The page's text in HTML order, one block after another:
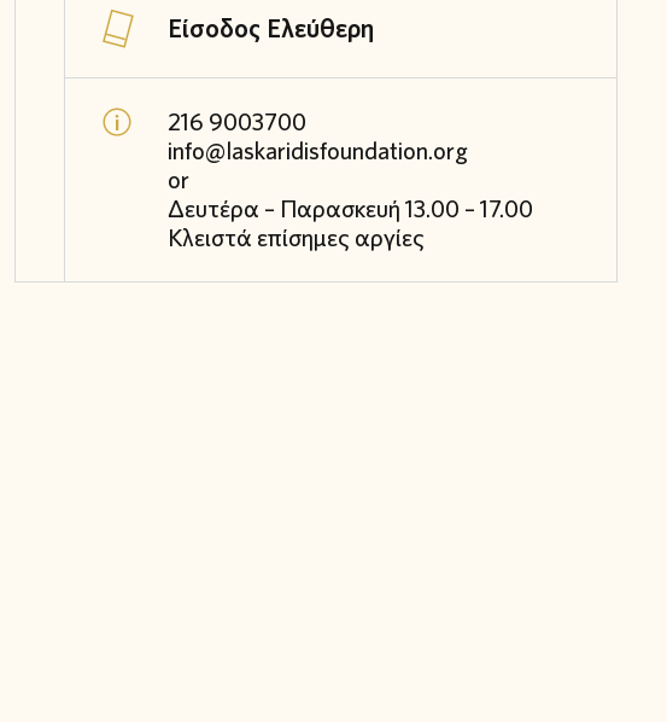
Είσοδος Ελεύθερη
216 9003700
info@laskaridisfoundation.org
or
Δευτέρα – Παρασκευή 13.00 – 17.00
Κλειστά επίσημες αργίες